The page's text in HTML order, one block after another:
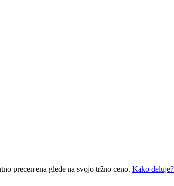
precenjena glede na svojo tržno ceno. Kako deluje?